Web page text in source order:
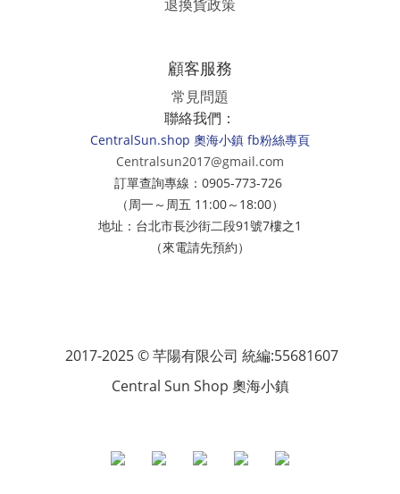
退換貨政策
顧客服務
常見問題
聯絡我們：
CentralSun.shop 奧海小鎮 fb粉絲專頁
Centralsun2017@gmail.com
訂單查詢專線：0905-773-726
（周一～周五 11:00～18:00）
地址：台北市長沙街二段91號7樓之1
（來電請先預約）
2017-2025 © 芊陽有限公司 統編:55681607
Central Sun Shop 奧海小鎮